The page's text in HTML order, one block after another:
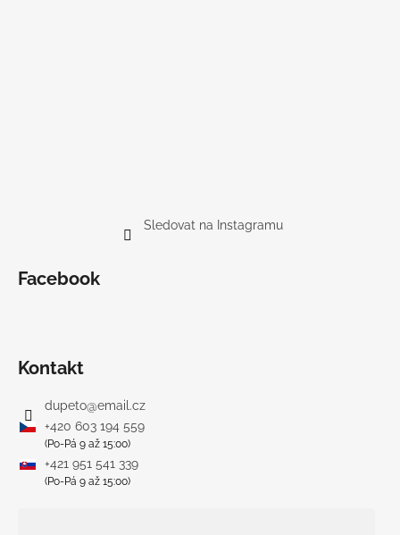
Sledovat na Instagramu
Facebook
Kontakt
dupeto@email.cz
+420 603 194 559
(Po-Pá 9 až 15:00)
+421 951 541 339
(Po-Pá 9 až 15:00)